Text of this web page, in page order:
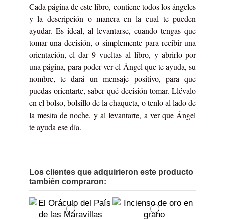
Cada página de este libro, contiene todos los ángeles
y la descripción o manera en la cual te pueden
ayudar. Es ideal, al levantarse, cuando tengas que
tomar una decisión, o simplemente para recibir una
orientación, el dar 9 vueltas al libro, y abrirlo por
una página, para poder ver el Ángel que te ayuda, su
nombre, te dará un mensaje positivo, para que
puedas orientarte, saber qué decisión tomar. Llévalo
en el bolso, bolsillo de la chaqueta, o tenlo al lado de
la mesita de noche, y al levantarte, a ver que Ángel
te ayuda ese día.
Los clientes que adquirieron este producto
también compraron: